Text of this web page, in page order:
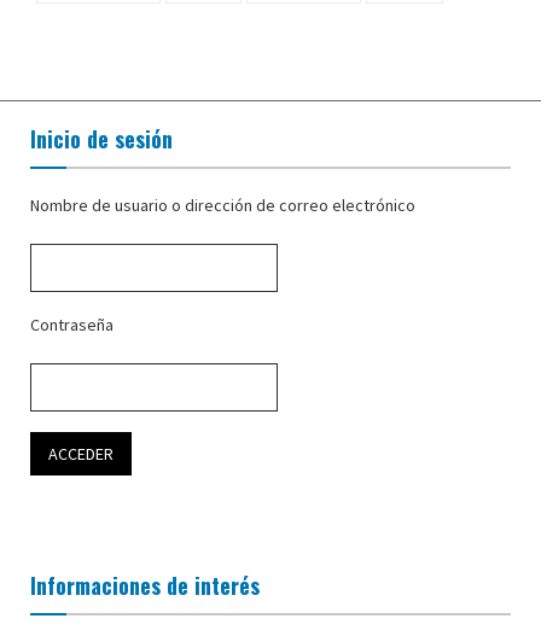
Inicio de sesión
Nombre de usuario o dirección de correo electrónico
Contraseña
Informaciones de interés